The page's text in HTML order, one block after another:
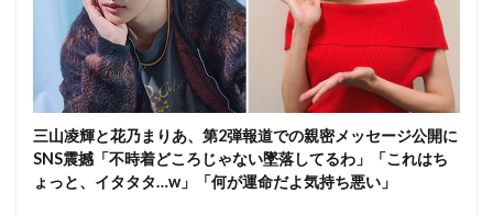
三山凌輝と花乃まりあ、第2弾報道での親密メッセージ公開に
SNS震撼「不時着どころじゃない墜落してるわ」「これはち
ょっと、イタタタ…w」「何が運命だよ気持ち悪い」